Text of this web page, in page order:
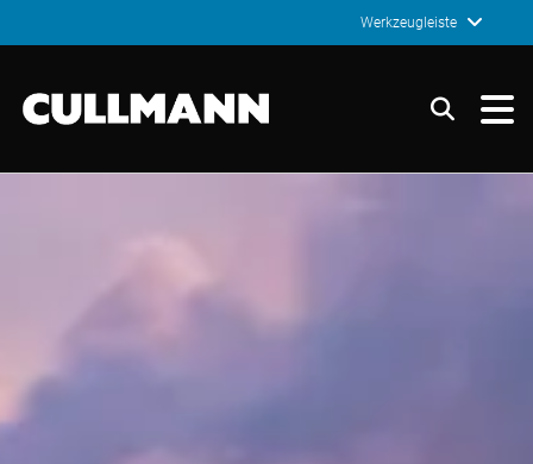
Werkzeugleiste
Cullmann Germany
Suchen